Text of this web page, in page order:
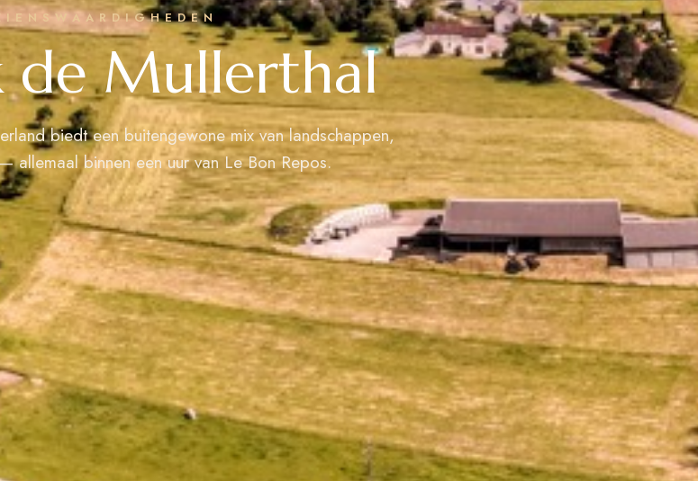
de Mullerthal
biedt een buitengewone mix van landschappen,
allemaal binnen een uur van Le Bon Repos.